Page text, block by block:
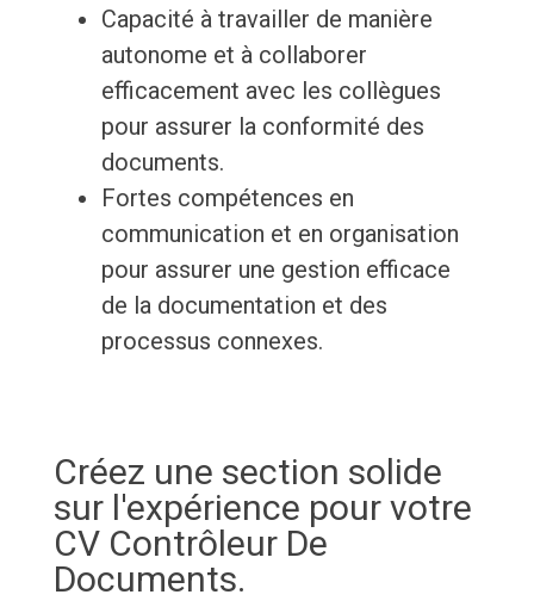
Capacité à travailler de manière
autonome et à collaborer
efficacement avec les collègues
pour assurer la conformité des
documents.
Fortes compétences en
communication et en organisation
pour assurer une gestion efficace
de la documentation et des
processus connexes.
Créez une section solide
sur l'expérience pour votre
CV Contrôleur De
Documents.